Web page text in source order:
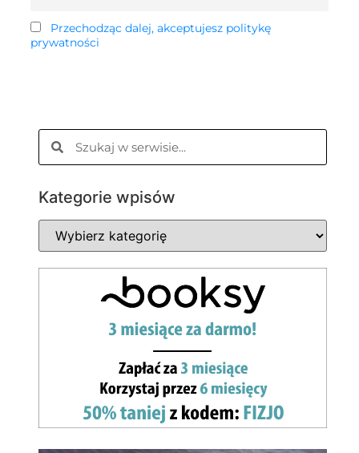
Przechodząc dalej, akceptujesz politykę
prywatności
Kategorie wpisów